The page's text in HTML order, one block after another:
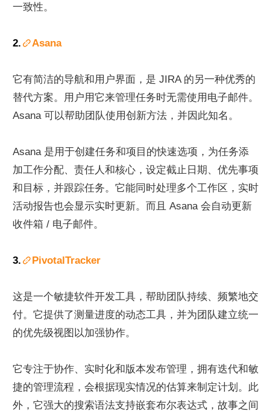
一致性。
2. Asana
它有简洁的导航和用户界面，是 JIRA 的另一种优秀的
替代方案。用户用它来管理任务时无需使用电子邮件。
Asana 可以帮助团队使用创新方法，并因此知名。
Asana 是用于创建任务和项目的快速选项，为任务添
加工作分配、责任人和核心，设定截止日期、优先事项
和目标，并跟踪任务。它能同时处理多个工作区，实时
活动报告也会显示实时更新。而且 Asana 会自动更新
收件箱 / 电子邮件。
3. PivotalTracker
这是一个敏捷软件开发工具，帮助团队持续、频繁地交
付。它提供了测量进度的动态工具，并为团队建立统一
的优先级视图以加强协作。
它专注于协作、实时化和版本发布管理，拥有迭代和敏
捷的管理流程，会根据现实情况的估算来制定计划。此
外，它强大的搜索语法支持嵌套布尔表达式，故事之间